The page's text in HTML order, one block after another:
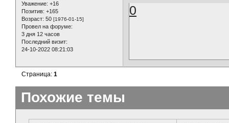
Уважение: +16
Позитив: +165
Возраст: 50 [1976-01-15]
Провел на форуме:
3 дня 12 часов
Последний визит:
24-10-2022 08:21:03
0
Страница:1
Похожие темы